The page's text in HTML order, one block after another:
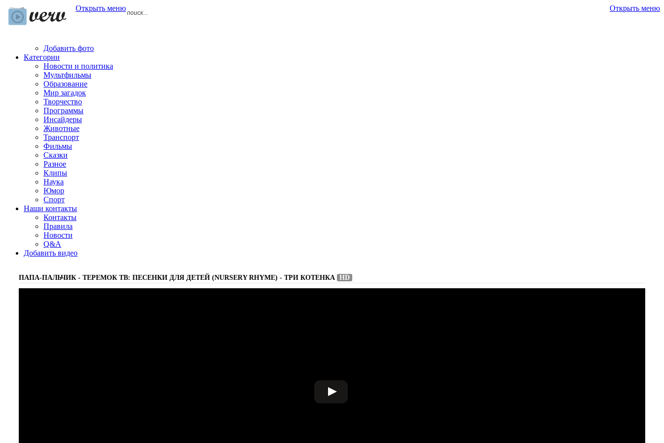
Открыть меню Открыть меню
Добавить фото
Категории
Новости и политика
Мультфильмы
Образование
Мир загадок
Творчество
Программы
Инсайдеры
Животные
Транспорт
Фильмы
Сказки
Разное
Клипы
Наука
Юмор
Спорт
Наши контакты
Контакты
Правила
Новости
Q&A
Добавить видео
ПАПА-ПАЛЬЧИК - ТЕРЕМОК ТВ: ПЕСЕНКИ ДЛЯ ДЕТЕЙ (NURSERY RHYME) - ТРИ КОТЕНКА HD